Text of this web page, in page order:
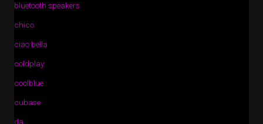
bluetooth speakers
chico
ciao bella
coldplay
coolblue
cubase
da